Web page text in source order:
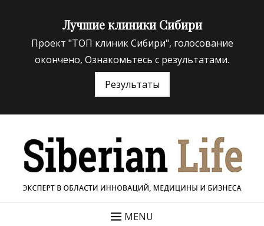
Лучшие клиники Сибири
Проект "ТОП клиник Сибири", голосование
окончено, Ознакомьтесь с результатами.
Результаты
«Siberian Life»
MENU